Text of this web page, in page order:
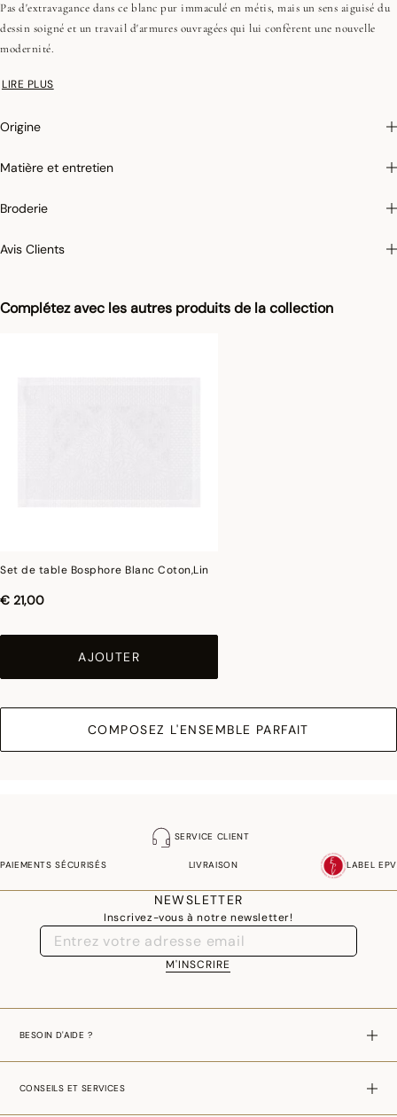
Complétez avec les autres produits de la collection
Set de table Bosphore Blanc Coton,Lin
€ 21,00
AJOUTER
COMPOSEZ L'ENSEMBLE PARFAIT
Pas d'extravagance dans ce blanc pur immaculé en métis, mais un sens aiguisé du
dessin soigné et un travail d'armures ouvragées qui lui confèrent une nouvelle
modernité.
Photographies :
concerne les coul
LIRE PLUS
Origine
Matière et entretien
Broderie
Avis Clients
SERVICE CLIENT
PAIEMENTS SÉCURISÉS LIVRAISON LABEL EPV
NEWSLETTER
Inscrivez-vous à notre newsletter!
M'INSCRIRE
BESOIN D'AIDE ?
CONSEILS ET SERVICES